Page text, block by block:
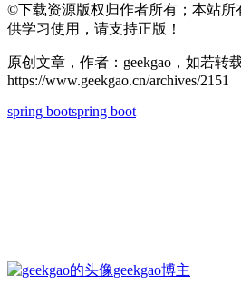
©下载资源版权归作者所有；本站所
供学习使用，请支持正版！
原创文章，作者：geekgao，如若转
https://www.geekgao.cn/archives/2151
spring bootspring boot
geekgao博主